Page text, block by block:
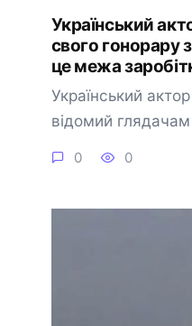
Український
свого гонорару
це межа
Український
відомий глядачам
0 0